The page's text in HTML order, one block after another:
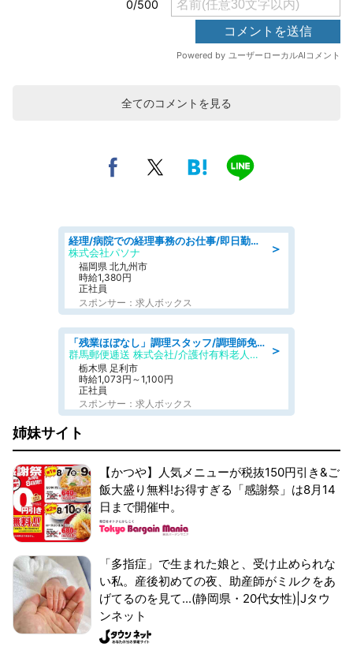
全てのコメントを見る
＞
経理/病院での経理事務のお仕事/即日勤務可/車通勤可/経理/一般事務
株式会社パソナ
福岡県 北九州市
時給1,380円
正社員
スポンサー：求人ボックス
＞
「残業ほぼなし」調理スタッフ/調理師免許必須/正職員/日勤のみ/介護付き有料老人ホーム/社会保障完備
群馬郵便逓送 株式会社/介護付有料老人ホーム ふる里
栃木県 足利市
時給1,073円～1,100円
正社員
スポンサー：求人ボックス
姉妹サイト
【かつや】人気メニューが税抜150円引き&ご
飯大盛り無料!お得すぎる「感謝祭」は8月14
日まで開催中。
「多指症」で生まれた娘と、受け止められな
い私。産後初めての夜、助産師がミルクをあ
げてるのを見て...(静岡県・20代女性)|Jタウ
ンネット